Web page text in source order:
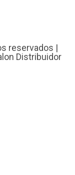
reservados |
Distribuidor